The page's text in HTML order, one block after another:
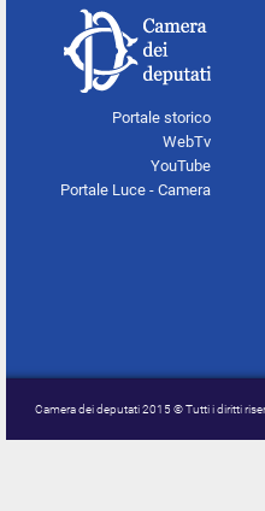
Portale storico
WebTv
YouTube
Portale Luce - Camera
Camera dei deputati 2015 © Tutti i diritti